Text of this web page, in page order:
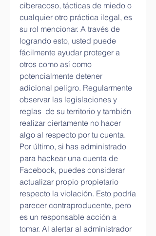
ciberacoso, tácticas de miedo o
cualquier otro práctica ilegal, es
su rol mencionar. A través de
logrando esto, usted puede
fácilmente ayudar proteger a
otros como así como
potencialmente detener
adicional peligro. Regularmente
observar las legislaciones y
reglas  de su territorio y también
realizar ciertamente no hacer
algo al respecto por tu cuenta.
Por último, si has administrado
para hackear una cuenta de
Facebook, puedes considerar
actualizar propio propietario
respecto la violación. Esto podría
parecer contraproducente, pero
es un responsable acción a
tomar. Al alertar al administrador